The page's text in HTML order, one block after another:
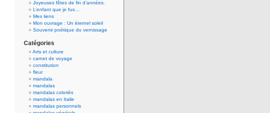
Joyeuses fêtes de fin d’années.
L’enfant que je fus…
Mes liens
Mon ouvrage : Un éternel soleil
Souvenir poétique du vernissage
Catégories
Arts et culture
carnet de voyage
constitution
fleur
mandala
mandalas
mandalas coloriés
mandalas en Italie
mandalas personnels